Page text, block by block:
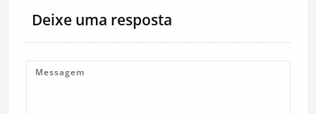
Deixe uma resposta